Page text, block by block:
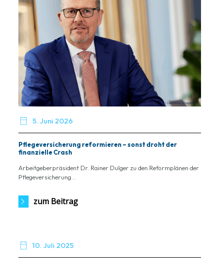
 5. Juni 2026
Pflegeversicherung reformieren – sonst droht der
finanzielle Crash
Arbeitgeberpräsident Dr. Rainer Dulger zu den Reformplänen der
Pflegeversicherung...
zum Beitrag
 10. Juli 2025